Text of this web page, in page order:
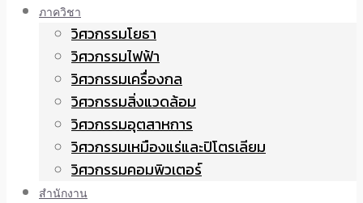
ภาควิชา
วิศวกรรมโยธา
วิศวกรรมไฟฟ้า
วิศวกรรมเครื่องกล
วิศวกรรมสิ่งแวดล้อม
วิศวกรรมอุตสาหการ
วิศวกรรมเหมืองแร่และปิโตรเลียม
วิศวกรรมคอมพิวเตอร์
สำนักงาน